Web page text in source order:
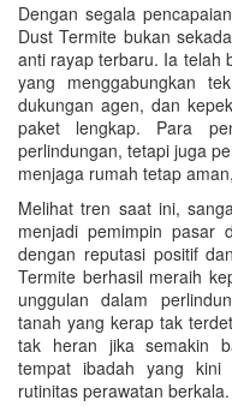
Dengan segala
Dust Termite bukan
anti rayap terbaru. Ia telah
yang menggabungkan
dukungan agen, dan
paket lengkap. Para
perlindungan, tetapi juga
menjaga rumah tetap
Melihat tren saat ini,
menjadi pemimpin pasar
dengan reputasi positif
Termite berhasil meraih
unggulan dalam
tanah yang kerap tak
tak heran jika semakin
tempat ibadah yang
rutinitas perawatan berkala.